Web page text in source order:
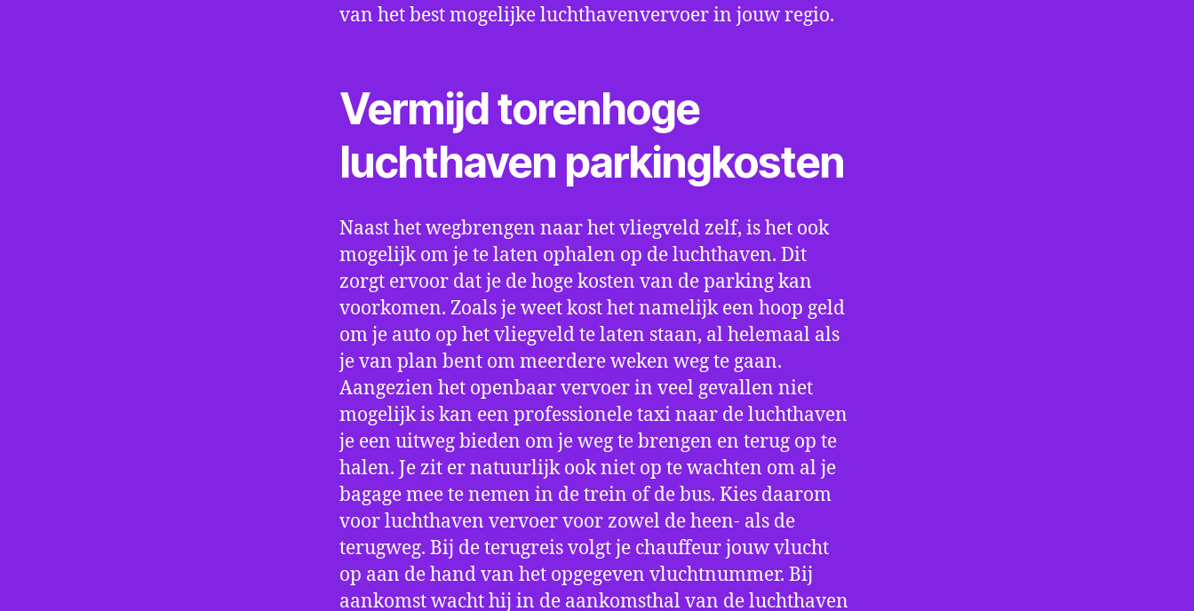
van het best mogelijke luchthavenvervoer in jouw regio.
Vermijd torenhoge
luchthaven parkingkosten
Naast het wegbrengen naar het vliegveld zelf, is het ook
mogelijk om je te laten ophalen op de luchthaven. Dit
zorgt ervoor dat je de hoge kosten van de parking kan
voorkomen. Zoals je weet kost het namelijk een hoop geld
om je auto op het vliegveld te laten staan, al helemaal als
je van plan bent om meerdere weken weg te gaan.
Aangezien het openbaar vervoer in veel gevallen niet
mogelijk is kan een professionele taxi naar de luchthaven
je een uitweg bieden om je weg te brengen en terug op te
halen. Je zit er natuurlijk ook niet op te wachten om al je
bagage mee te nemen in de trein of de bus. Kies daarom
voor luchthaven vervoer voor zowel de heen- als de
terugweg. Bij de terugreis volgt je chauffeur jouw vlucht
op aan de hand van het opgegeven vluchtnummer. Bij
aankomst wacht hij in de aankomsthal van de luchthaven